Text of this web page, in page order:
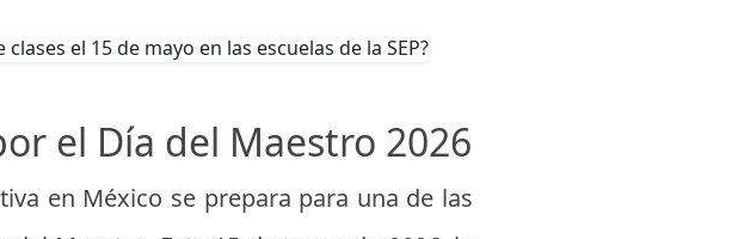
el Día del Maestro 2026
en México se prepara para una de las